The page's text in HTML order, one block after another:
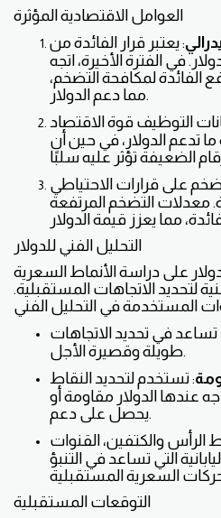
العوامل الاقتصادية المؤثرة
: يعتبر قرار الفائدة من
في الفترة الأخيرة، اتجه
الفائدة لمكافحة التضخم،
مما دعم الدولار.
التوظيف قوة الاقتصاد
ما تدعم الدولار، في حين أن
على قرارات الاحتياطي
معدلات التضخم المرتفعة
التحليل الفني للدولار
على دراسة الأنماط السعرية
لتحديد الاتجاهات المستقبلية.
: تساعد في تحديد الاتجاهات
طويلة وقصيرة الأجل.
: تستخدم لتحديد النقاط
عندها الدولار مقاومة أو
يحصل على دعم.
الرأس والكتفين، القنوات
التي تساعد في التنبؤ
التوقعات المستقبلية